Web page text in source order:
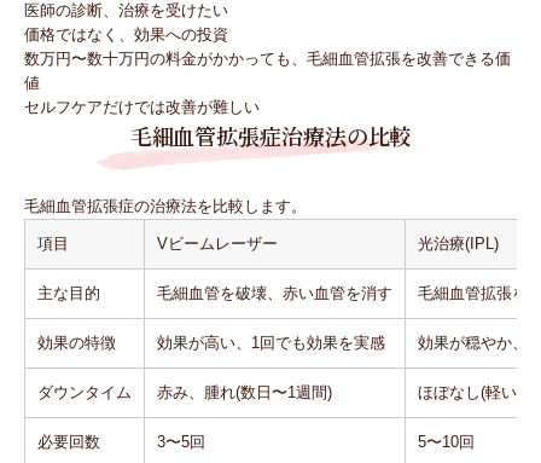
医師の診断、治療を受けたい
価格ではなく、効果への投資
数万円〜数十万円の料金がかかっても、毛細血管拡張を改善できる価
値
セルフケアだけでは改善が難しい
毛細血管拡張症治療法の比較
毛細血管拡張症の治療法を比較します。
項目 Vビームレーザー 光治療(IPL)
主な目的 毛細血管を破壊、赤い血管を消す 毛細血管拡張を
効果の特徴 効果が高い、1回でも効果を実感 効果が穏やか、
ダウンタイム 赤み、腫れ(数日〜1週間) ほぼなし(軽い赤
必要回数 3〜5回 5〜10回